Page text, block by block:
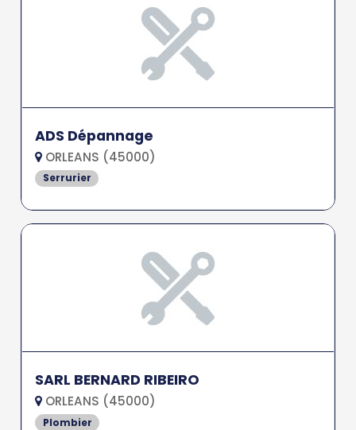
ADS Dépannage
ORLEANS (45000)
Serrurier
SARL BERNARD RIBEIRO
ORLEANS (45000)
Plombier